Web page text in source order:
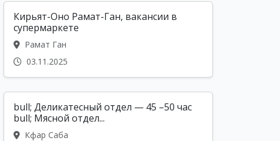
Кирьят-Оно Рамат-Ган, вакансии в
супермаркете
Рамат Ган
03.11.2025
bull; Деликатесный отдел — 45 –50 час
bull; Мясной отдел...
Кфар Саба